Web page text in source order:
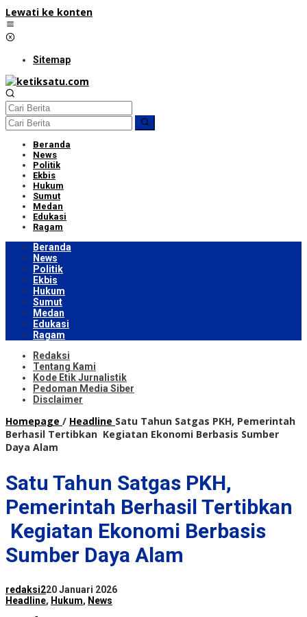
Lewati ke konten
Sitemap
Beranda
News
Politik
Ekbis
Hukum
Sumut
Medan
Edukasi
Ragam
Beranda
News
Politik
Ekbis
Hukum
Sumut
Medan
Edukasi
Ragam
Redaksi
Tentang Kami
Kode Etik Jurnalistik
Pedoman Media Siber
Disclaimer
Homepage / Headline Satu Tahun Satgas PKH, Pemerintah
Berhasil Tertibkan Kegiatan Ekonomi Berbasis Sumber
Daya Alam
Satu Tahun Satgas PKH,
Pemerintah Berhasil Tertibkan
Kegiatan Ekonomi Berbasis
Sumber Daya Alam
redaksi220 Januari 2026
Headline, Hukum, News